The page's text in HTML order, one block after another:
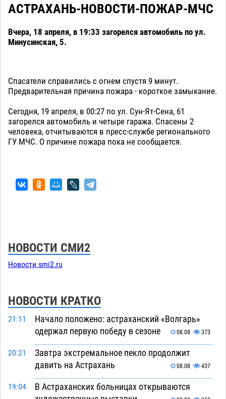
АСТРАХАНЬ-НОВОСТИ-ПОЖАР-МЧС
Вчера, 18 апреля, в 19:33 загорелся автомобиль по ул.
Минусинская, 5.
Спасатели справились с огнем спустя 9 минут.
Предварительная причина пожара - короткое замыкание.
Сегодня, 19 апреля, в 00:27 по ул. Сун-Ят-Сена, 61
загорелся автомобиль и четыре гаража. Спасены 2
человека, отчитываются в пресс-службе регионального
ГУ МЧС. О причине пожара пока не сообщается.
НОВОСТИ СМИ2
Новости smi2.ru
НОВОСТИ КРАТКО
21:11
Начало положено: астраханский «Волгарь»
одержал первую победу в сезоне
08.08 373
20:21
Завтра экстремальное пекло продолжит
давить на Астрахань
08.08 437
19:04
В Астраханских больницах открываются